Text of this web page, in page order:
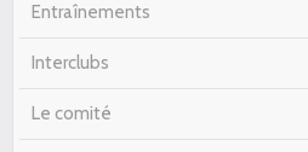
Entraînements
Interclubs
Le comité